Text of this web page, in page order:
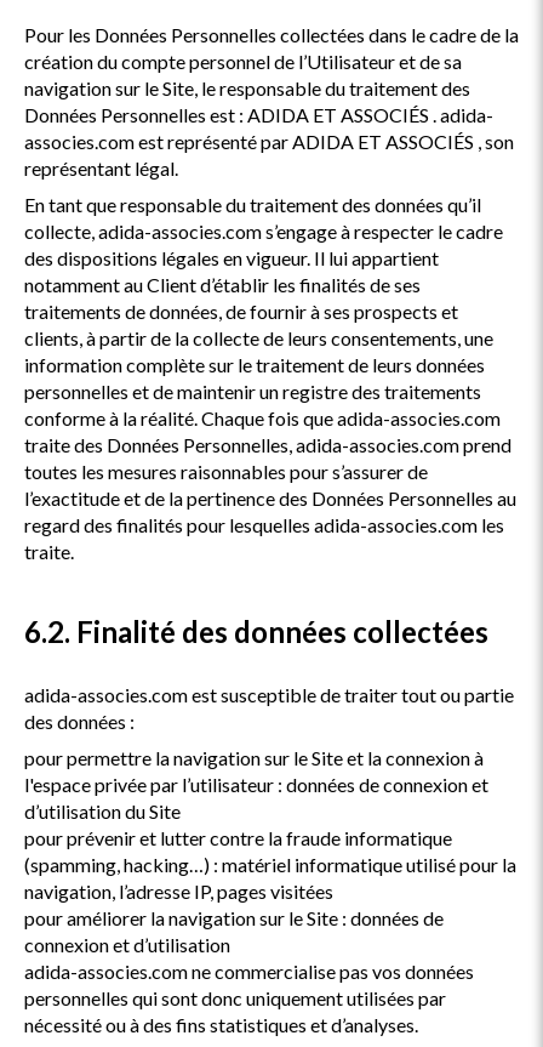
Pour les Données Personnelles collectées dans le cadre de la
création du compte personnel de l’Utilisateur et de sa
navigation sur le Site, le responsable du traitement des
Données Personnelles est : ADIDA ET ASSOCIÉS . adida-
associes.com est représenté par ADIDA ET ASSOCIÉS , son
représentant légal.
En tant que responsable du traitement des données qu’il
collecte, adida-associes.com s’engage à respecter le cadre
des dispositions légales en vigueur. Il lui appartient
notamment au Client d’établir les finalités de ses
traitements de données, de fournir à ses prospects et
clients, à partir de la collecte de leurs consentements, une
information complète sur le traitement de leurs données
personnelles et de maintenir un registre des traitements
conforme à la réalité. Chaque fois que adida-associes.com
traite des Données Personnelles, adida-associes.com prend
toutes les mesures raisonnables pour s’assurer de
l’exactitude et de la pertinence des Données Personnelles au
regard des finalités pour lesquelles adida-associes.com les
traite.
6.2. Finalité des données collectées
adida-associes.com est susceptible de traiter tout ou partie
des données :
pour permettre la navigation sur le Site et la connexion à
l'espace privée par l’utilisateur : données de connexion et
d’utilisation du Site
pour prévenir et lutter contre la fraude informatique
(spamming, hacking…) : matériel informatique utilisé pour la
navigation, l’adresse IP, pages visitées
pour améliorer la navigation sur le Site : données de
connexion et d’utilisation
adida-associes.com ne commercialise pas vos données
personnelles qui sont donc uniquement utilisées par
nécessité ou à des fins statistiques et d’analyses.